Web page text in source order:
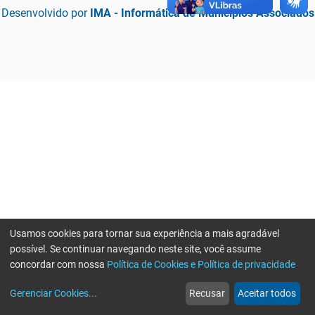
Desenvolvido por IMA - Informática de Municípios Associados
web
Notícias
more_horiz
Mais
Usamos cookies para tornar sua experiência a mais agradável
possível. Se continuar navegando neste site, você assume
concordar com nossa Política de Cookies e Política de privacidade
Gerenciar Cookies... Recusar Aceitar todos
Erro ao enviar informações, por favor tente novamente